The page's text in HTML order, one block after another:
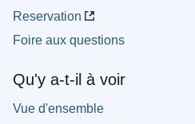
Reservation
Foire aux questions
Qu'y a-t-il à voir
Vue d'ensemble